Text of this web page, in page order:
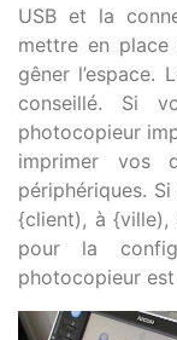
USB et la
mettre en place
gêner l’espace.
conseillé. Si
photocopieur
imprimer vos
périphériques.
{client), à {ville),
pour la
photocopieur